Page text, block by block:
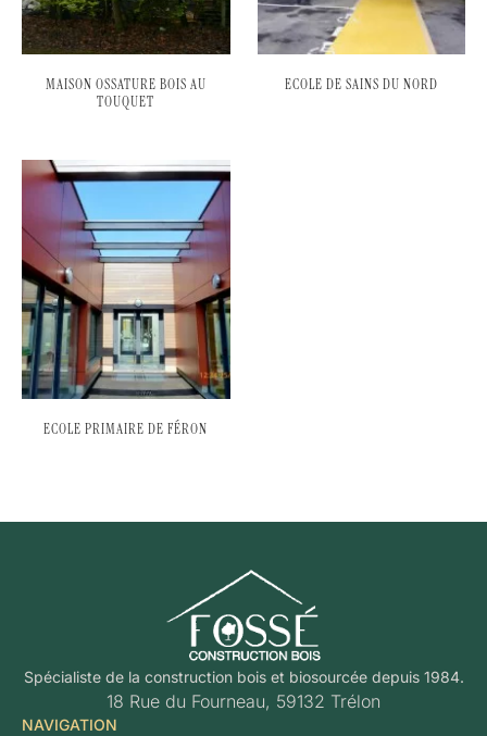
MAISON OSSATURE BOIS AU
TOUQUET
ECOLE DE SAINS DU NORD
ECOLE PRIMAIRE DE FÉRON
Spécialiste de la construction bois et biosourcée depuis 1984.
18 Rue du Fourneau, 59132 Trélon
NAVIGATION